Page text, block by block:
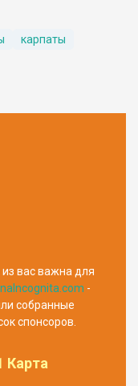
карпаты
вас важна для
-
собранные
спонсоров.
Карта